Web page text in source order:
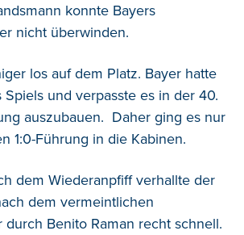
konnte Bayers
nicht überwinden.
los auf dem Platz. Bayer hatte
und verpasste es in der 40.
auszubauen. Daher ging es nur
1:0-Führung in die Kabinen.
dem Wiederanpfiff verhallte der
dem vermeintlichen
Benito Raman recht schnell.